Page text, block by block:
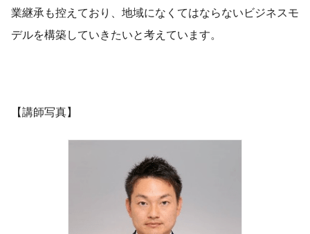
業継承も控えており、地域になくてはならないビジネスモ
デルを構築していきたいと考えています。
【講師写真】